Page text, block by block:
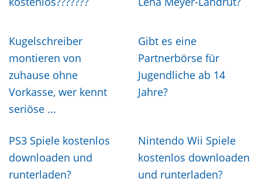
Kugelschreiber
montieren von
zuhause ohne
Vorkasse, wer kennt
seriöse ...
Gibt es eine
Partnerbörse für
Jugendliche ab 14
Jahre?
PS3 Spiele kostenlos
downloaden und
runterladen?
Nintendo Wii Spiele
kostenlos downloaden
und runterladen?